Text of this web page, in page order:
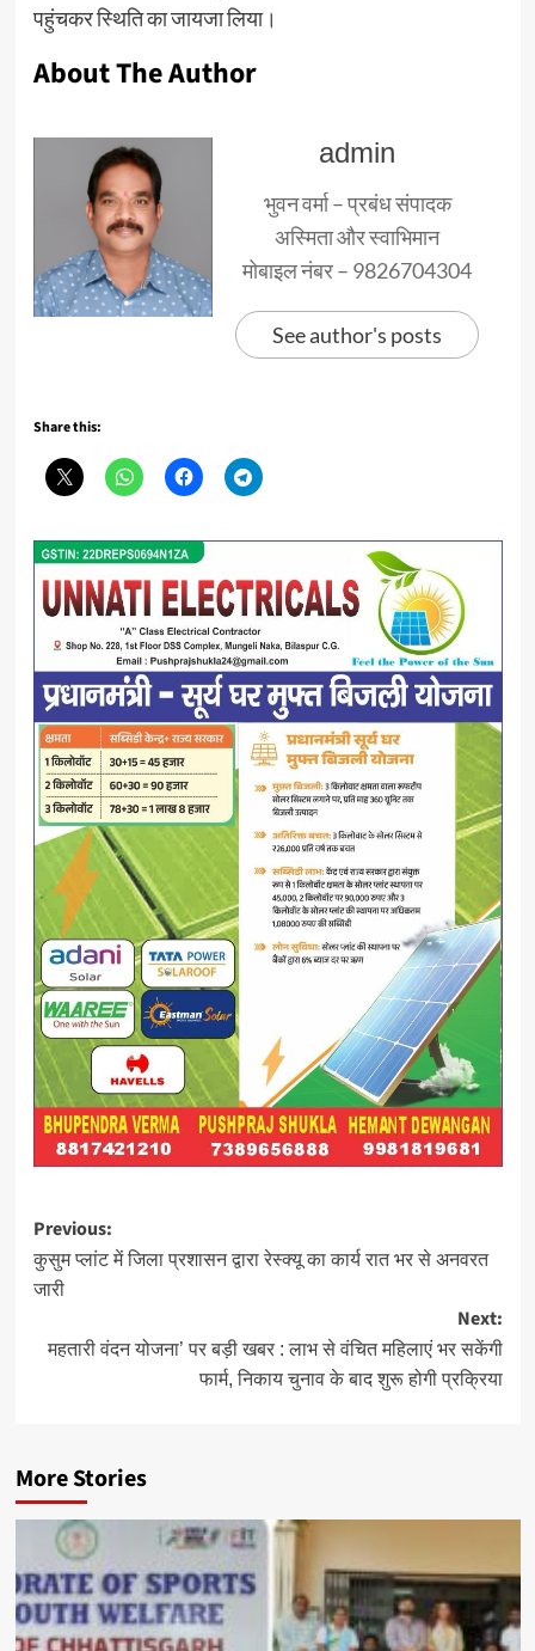
पहुंचकर स्थिति का जायजा लिया।
About The Author
admin
भुवन वर्मा – प्रबंध संपादक
अस्मिता और स्वाभिमान
मोबाइल नंबर – 9826704304
See author's posts
Share this:
Post
navigation
Previous:
कुसुम प्लांट में जिला प्रशासन द्वारा रेस्क्यू का कार्य रात भर से अनवरत
जारी
Next:
महतारी वंदन योजना’ पर बड़ी खबर : लाभ से वंचित महिलाएं भर सकेंगी
फार्म, निकाय चुनाव के बाद शुरू होगी प्रक्रिया
More Stories